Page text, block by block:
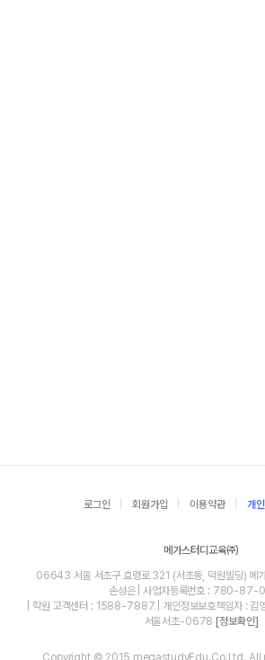
로그인 회원가입 이용약관 개
메가스터디교육㈜
06643 서울 서초구 효령로 321 (서초동, 덕원빌딩) 메
손성은 | 사업자등록번호 : 780-
| 학원 고객센터 : 1588-7887 | 개인정보보호책임자 : 김
서울서초-0678 [정보확인]
Copyright © 2015 megastudyEdu.Co.Ltd. All